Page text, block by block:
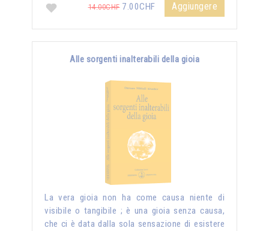
14.00CHF7.00CHF Aggiungere
Alle sorgenti inalterabili della gioia
La vera gioia non ha come causa niente di
visibile o tangibile ; è una gioia senza causa,
che ci è data dalla sola sensazione di esistere